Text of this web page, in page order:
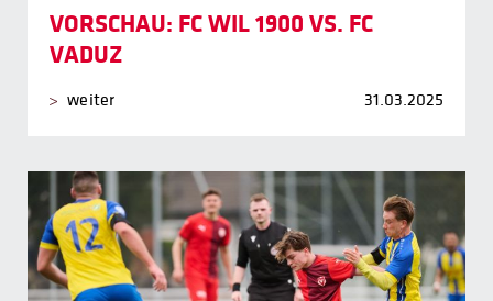
VORSCHAU: FC WIL 1900 VS. FC
VADUZ
weiter 31.03.2025